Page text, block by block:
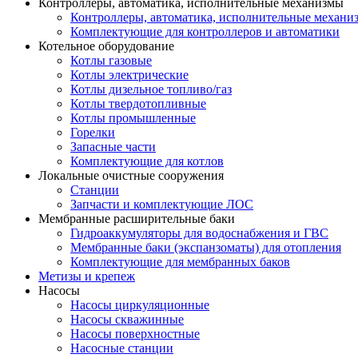
Контроллеры, автоматика, исполнительные механизмы
Контроллеры, автоматика, исполнительные
Комплектующие для контроллеров и автоматики
Котельное оборудование
Котлы газовые
Котлы электрические
Котлы дизельное топливо/газ
Котлы твердотопливные
Котлы промышленные
Горелки
Запасные части
Комплектующие для котлов
Локальные очистные сооружения
Станции
Запчасти и комплектующие ЛОС
Мембранные расширительные баки
Гидроаккумуляторы для водоснабжения и ГВС
Мембранные баки (экспанзоматы) для отопления
Комплектующие для мембранных баков
Метизы и крепеж
Насосы
Насосы циркуляционные
Насосы скважинные
Насосы поверхностные
Насосные станции